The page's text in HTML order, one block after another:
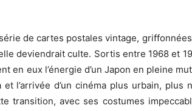
de cartes postales vintage,
deviendrait culte. Sortis entre 1968 et
en eux l’énergie d’un Japon en pleine
l’arrivée d’un cinéma plus urbain, plus
transition, avec ses costumes